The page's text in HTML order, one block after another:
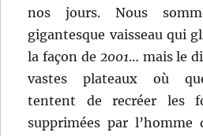
nos jours. Nous
gigantesque vaisseau qui
la façon de 2001… mais le
vastes plateaux où
tentent de recréer les
supprimées par